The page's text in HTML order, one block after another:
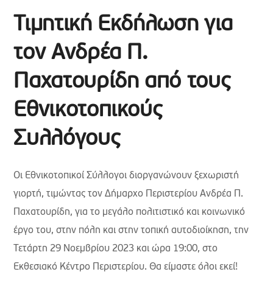
Τιμητική Εκδήλωση για
τον Ανδρέα Π.
Παχατουρίδη από τους
Εθνικοτοπικούς
Συλλόγους
Οι Εθνικοτοπικοί Σύλλογοι διοργανώνουν ξεχωριστή
γιορτή, τιμώντας τον Δήμαρχο Περιστερίου Ανδρέα Π.
Παχατουρίδη, για το μεγάλο πολιτιστικό και κοινωνικό
έργο του, στην πόλη και στην τοπική αυτοδιοίκηση, την
Τετάρτη 29 Νοεμβρίου 2023 και ώρα 19:00, στο
Εκθεσιακό Κέντρο Περιστερίου. Θα είμαστε όλοι εκεί!